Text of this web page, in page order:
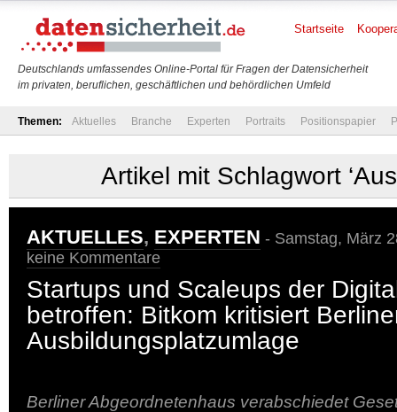
Deutschlands umfassendes Online-Portal für Fragen der Datensicherheit
im privaten, beruflichen, geschäftlichen und behördlichen Umfeld
Startseite
Themen: Aktuelles Branche Experten Portraits Positionspapier
Artikel mit Schlagwort
AKTUELLES, EXPERTEN - Samstag, März
keine Kommentare
Startups und Scaleups der
betroffen: Bitkom kritisiert
Ausbildungsplatzumlage
Berliner Abgeordnetenhaus verabschiedet